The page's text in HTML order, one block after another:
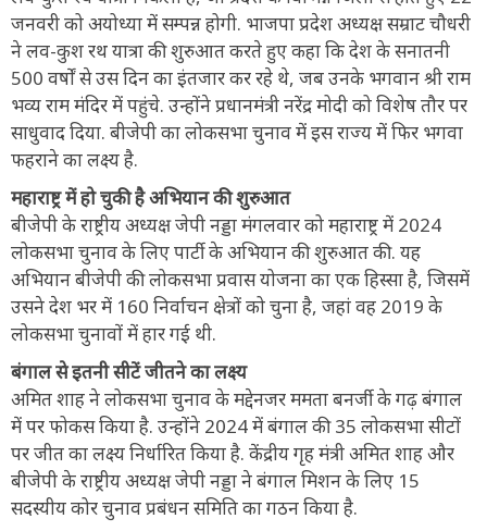
जनवरी को अयोध्या में सम्पन्न होगी. भाजपा प्रदेश अध्यक्ष सम्राट चौधरी
ने लव-कुश रथ यात्रा की शुरुआत करते हुए कहा कि देश के सनातनी
500 वर्षों से उस दिन का इंतजार कर रहे थे, जब उनके भगवान श्री राम
भव्य राम मंदिर में पहुंचे. उन्होंने प्रधानमंत्री नरेंद्र मोदी को विशेष तौर पर
साधुवाद दिया. बीजेपी का लोकसभा चुनाव में इस राज्य में फिर भगवा
फहराने का लक्ष्य है.
महाराष्ट्र में हो चुकी है अभियान की शुरुआत
बीजेपी के राष्ट्रीय अध्यक्ष जेपी नड्डा मंगलवार को महाराष्ट्र में 2024
लोकसभा चुनाव के लिए पार्टी के अभियान की शुरुआत की. यह
अभियान बीजेपी की लोकसभा प्रवास योजना का एक हिस्सा है, जिसमें
उसने देश भर में 160 निर्वाचन क्षेत्रों को चुना है, जहां वह 2019 के
लोकसभा चुनावों में हार गई थी.
बंगाल से इतनी सीटें जीतने का लक्ष्य
अमित शाह ने लोकसभा चुनाव के मद्देनजर ममता बनर्जी के गढ़ बंगाल
में पर फोकस किया है. उन्होंने 2024 में बंगाल की 35 लोकसभा सीटों
पर जीत का लक्ष्य निर्धारित किया है. केंद्रीय गृह मंत्री अमित शाह और
बीजेपी के राष्ट्रीय अध्यक्ष जेपी नड्डा ने बंगाल मिशन के लिए 15
सदस्यीय कोर चुनाव प्रबंधन समिति का गठन किया है.